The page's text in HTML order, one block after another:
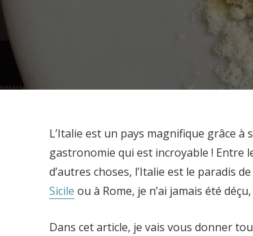
L’Italie est un pays magnifique grâce
gastronomie qui est incroyable ! Entre
d’autres choses, l’Italie est le paradis
Sicile ou à Rome, je n’ai jamais été
Dans cet article, je vais vous donner